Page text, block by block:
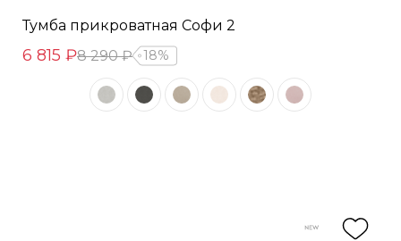
Тумба прикроватная Софи 2
6 815 ₽8 290 ₽ 18%